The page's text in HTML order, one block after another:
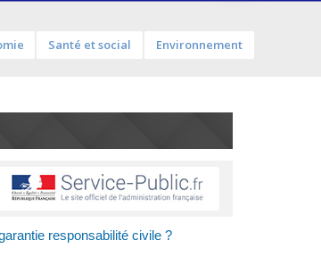
Santé et social Environnement
responsabilité civile ?